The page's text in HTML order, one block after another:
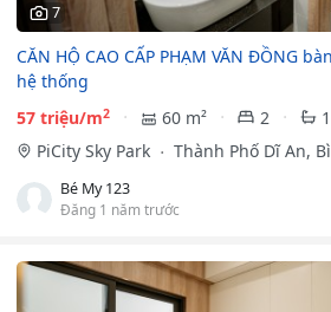
7
️️CĂN HỘ CAO CẤP PHẠM VĂN ĐỒNG
hệ thống
57 triệu/m2 60 m² 2
1
PiCity Sky Park
Thành Phố Dĩ An,
Bé My 123
Đăng 1 năm trước